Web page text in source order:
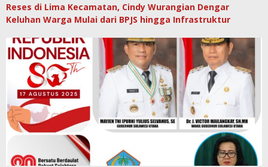
Reses di Lima Kecamatan, Cindy Wurangian Dengar
Keluhan Warga Mulai dari BPJS hingga Infrastruktur